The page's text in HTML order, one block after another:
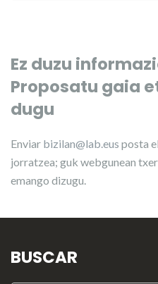
Ez duzu
Proposatu gaia
dugu
Enviar bizilan@lab.eus posta
jorratzea; guk webgunean
emango dizugu.
BUSCAR